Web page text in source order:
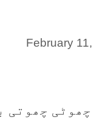
February